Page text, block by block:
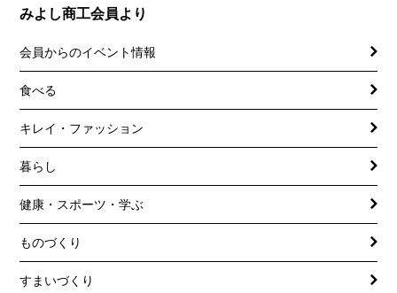
みよし商工会員より
会員からのイベント情報
食べる
キレイ・ファッション
暮らし
健康・スポーツ・学ぶ
ものづくり
すまいづくり